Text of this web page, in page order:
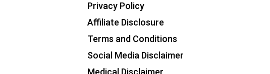
Privacy Policy
Affiliate Disclosure
Terms and Conditions
Social Media Disclaimer